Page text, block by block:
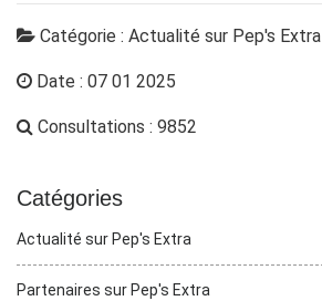
Catégorie : Actualité sur Pep's Extra
Date : 07 01 2025
Consultations : 9852
Catégories
Actualité sur Pep's Extra
Partenaires sur Pep's Extra